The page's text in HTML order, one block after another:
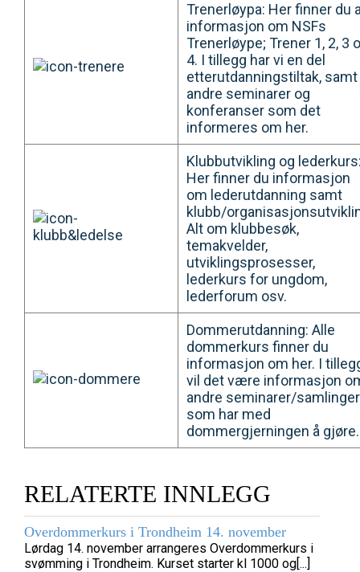
Trenerløypa: Her finner du
informasjon om NSFs
Trenerløype; Trener 1, 2, 3
4. I tillegg har vi en del
etterutdanningstiltak, samt
andre seminarer og
konferanser som det
informeres om her.
Klubbutvikling og
Her finner du informasjon
om lederutdanning samt
klubb/
Alt om klubbesøk,
temakvelder,
utviklingsprosesser,
lederkurs for ungdom,
lederforum osv.
Dommerutdanning: Alle
dommerkurs finner du
informasjon om her. I
vil det være informasjon
andre seminarer/samlinger
som har med
dommergjerningen å gjøre.
RELATERTE INNLEGG
Overdommerkurs i Trondheim 14. november
Lørdag 14. november arrangeres Overdommerkurs i
svømming i Trondheim. Kurset starter kl 1000 og[...]